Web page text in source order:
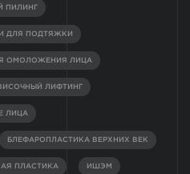
ПИЛИНГ
ДЛЯ ПОДТЯЖКИ
ОМОЛОЖЕНИЯ ЛИЦА
ЛИФТИНГ
ЛИЦА
БЛЕФАРОПЛАСТИКА ВЕРХНИХ ВЕК
ПЛАСТИКА ИШЭМ